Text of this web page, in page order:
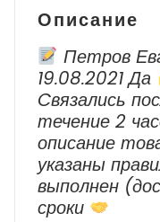
Описание
Петров
19.08.2021 Да
Cвязались
течение 2
описание
указаны
выполнен
сроки